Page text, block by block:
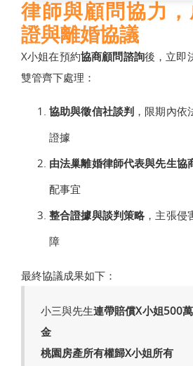
律師與顧問協力
證與離婚協議
X小姐在預約協商顧問諮詢後，立即
雙管齊下處理：
協助與徵信社談判 ，限期內
證據
由法巢離婚律師代表與先生協
配事宜
整合證據與談判策略 ，主張
障
最終協議成果如下：
小三與先生連帶賠償X小姐500
金
桃園房產所有權歸X小姐所有